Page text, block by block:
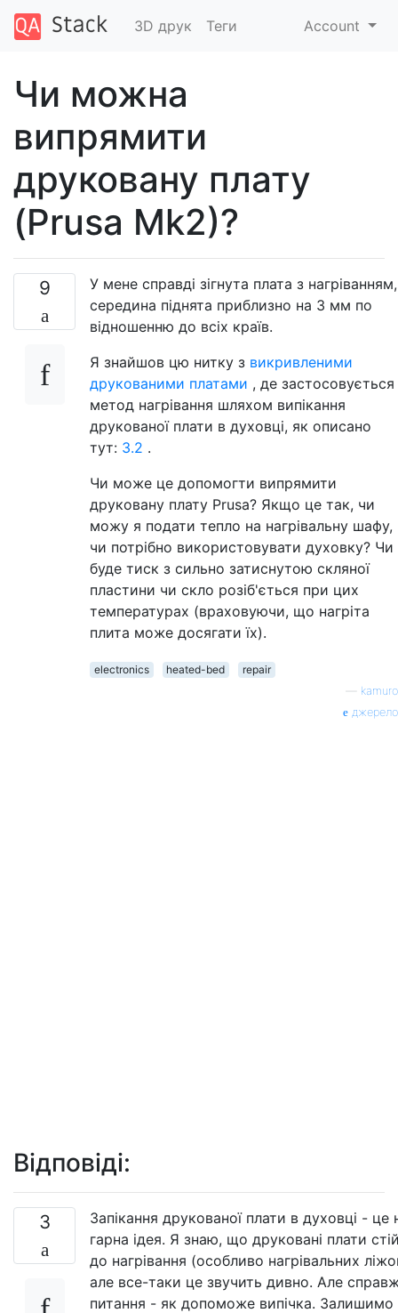
3D друк Теги Account
Чи можна
випрямити
друковану плату
(Prusa Mk2)?
9
У мене справді зігнута плата з нагріванням,
середина піднята приблизно на 3 мм по
відношенню до всіх країв.
Я знайшов цю нитку з викривленими
друкованими платами , де застосовується
метод нагрівання шляхом випікання
друкованої плати в духовці, як описано
тут: 3.2 .
Чи може це допомогти випрямити
друковану плату Prusa? Якщо це так, чи
можу я подати тепло на нагрівальну шафу,
чи потрібно використовувати духовку? Чи
буде тиск з сильно затиснутою скляної
пластини чи скло розіб'ється при цих
температурах (враховуючи, що нагріта
плита може досягати їх).
electronics heated-bed
repair
kamuro
джерело
Відповіді:
3
Запікання друкованої плати в духовці - це
гарна ідея. Я знаю, що друковані плати
до нагрівання (особливо нагрівальних
але все-таки це звучить дивно. Але
питання - як допоможе випічка. Залишимо